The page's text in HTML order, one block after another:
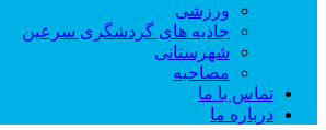
ورزشی
جاذبه های گردشگری سرعین
شهرستانی
مصاحبه
تماس با ما
درباره ما